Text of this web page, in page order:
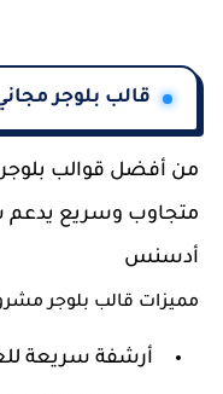
قالب بلوجر
متجاوب وسريع يدعم
أدسنس
مميزات قالب بلوجر
أرشفة سريعة